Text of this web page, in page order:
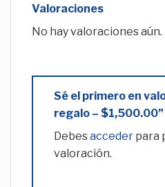
Valoraciones
No hay valoraciones aún.
Sé el primero en
regalo – $1,500.00”
Debesacceder para
valoración.